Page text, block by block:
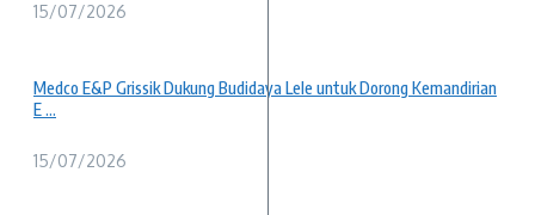
15/07/2026
Medco E&P Grissik Dukung Budidaya Lele untuk Dorong Kemandirian
E ...
15/07/2026